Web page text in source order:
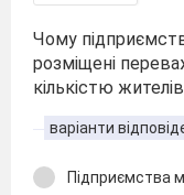
Чому
розміщені
кількістю
варіанти
Підприємства